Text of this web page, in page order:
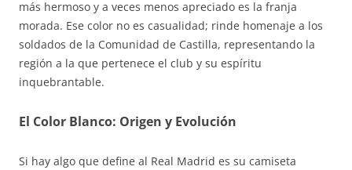
más hermoso y a veces menos apreciado es la franja
morada. Ese color no es casualidad; rinde homenaje a los
soldados de la Comunidad de Castilla, representando la
región a la que pertenece el club y su espíritu
inquebrantable.
El Color Blanco: Origen y Evolución
Si hay algo que define al Real Madrid es su camiseta